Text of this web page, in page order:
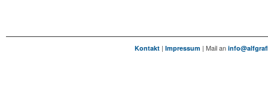
Kontakt | Impressum | Mail an